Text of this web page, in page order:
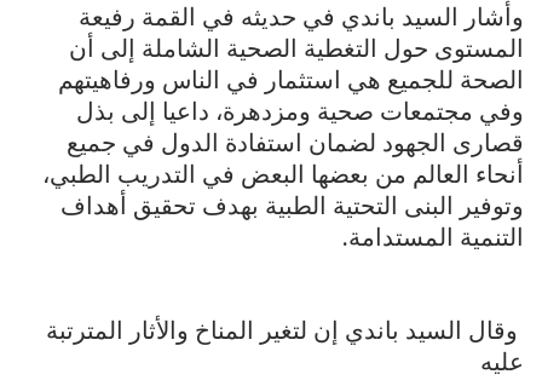
وأشار السيد باندي في حديثه في القمة رفيعة
المستوى حول التغطية الصحية الشاملة إلى أن
الصحة للجميع هي استثمار في الناس ورفاهيتهم
وفي مجتمعات صحية ومزدهرة، داعيا إلى بذل
قصارى الجهود لضمان استفادة الدول في جميع
أنحاء العالم من بعضها البعض في التدريب الطبي،
وتوفير البنى التحتية الطبية بهدف تحقيق أهداف
التنمية المستدامة.
وقال السيد باندي إن لتغير المناخ والأثار المترتبة
عليه